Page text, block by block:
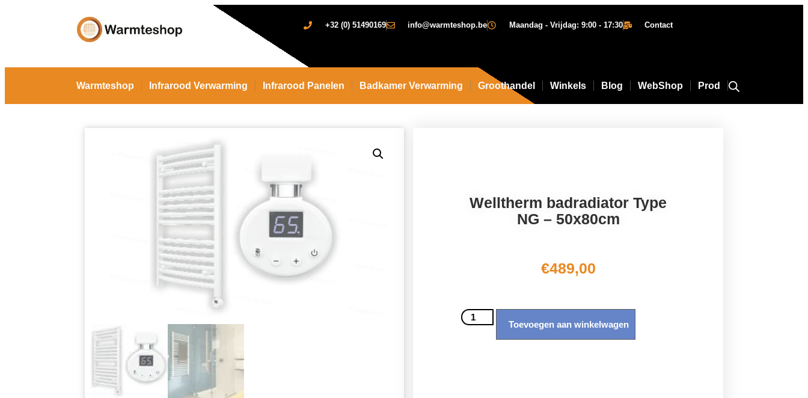
+32 (0) 51490169 info@warmteshop.be Maandag - Vrijdag: 9:00 - 17:30 Contact
Warmteshop Infrarood Verwarming Infrarood Panelen Badkamer Verwarming Groothandel Winkels Blog WebShop Prod
Welltherm badradiator Type
NG – 50x80cm
€489,00
Toevoegen aan winkelwagen